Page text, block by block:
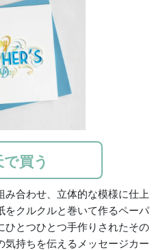
で買う
合わせ、立体的な模様に仕上
をクルクルと巻いて作るペーパ
ひとつひとつ手作りされたその
気持ちを伝えるメッセージカー